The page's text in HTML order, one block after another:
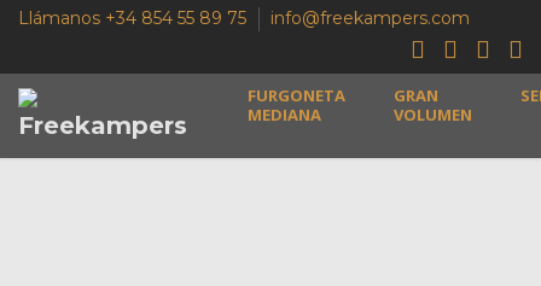
Llámanos +34 854 55 89 75 info@freekampers.com
FURGONETA
MEDIANA
GRAN
VOLUMEN